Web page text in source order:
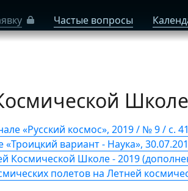
Частые вопросы
Школе
«Русский космос», 2019 / № 9 / с.
«Троицкий вариант - Наука»,
Космической Школе - 2019
полетов на Летней